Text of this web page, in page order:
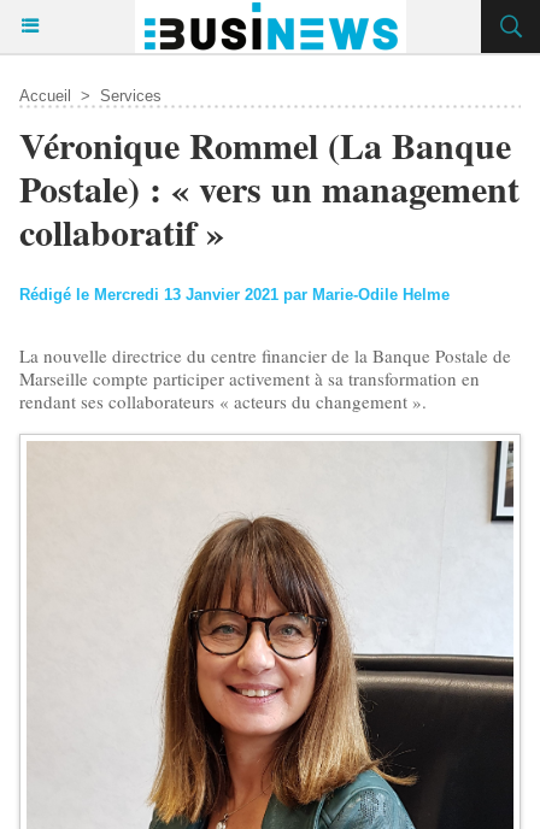
Accueil > Services
Véronique Rommel (La Banque
Postale) : « vers un management
collaboratif »
Rédigé le Mercredi 13 Janvier 2021 par Marie-Odile Helme
La nouvelle directrice du centre financier de la Banque Postale de
Marseille compte participer activement à sa transformation en
rendant ses collaborateurs « acteurs du changement ».